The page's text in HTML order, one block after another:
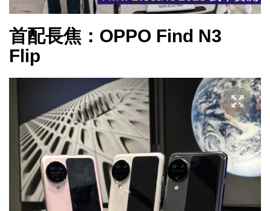
影
片
首配長焦：OPPO Find N3
Flip